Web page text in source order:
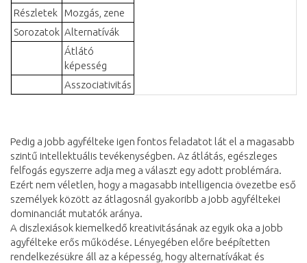
Részletek
Mozgás, zene
Sorozatok Alternatívák
Átlátó
képesség
Asszociativitás
Pedig a jobb agyfélteke igen fontos feladatot lát el a magasabb
szintű intellektuális tevékenységben. Az átlátás, egészleges
felfogás egyszerre adja meg a választ egy adott problémára.
Ezért nem véletlen, hogy a magasabb intelligencia övezetbe eső
személyek között az átlagosnál gyakoribb a jobb agyféltekei
dominanciát mutatók aránya.
A diszlexiások kiemelkedő kreativitásának az egyik oka a jobb
agyfélteke erős működése. Lényegében előre beépítetten
rendelkezésükre áll az a képesség, hogy alternatívákat és